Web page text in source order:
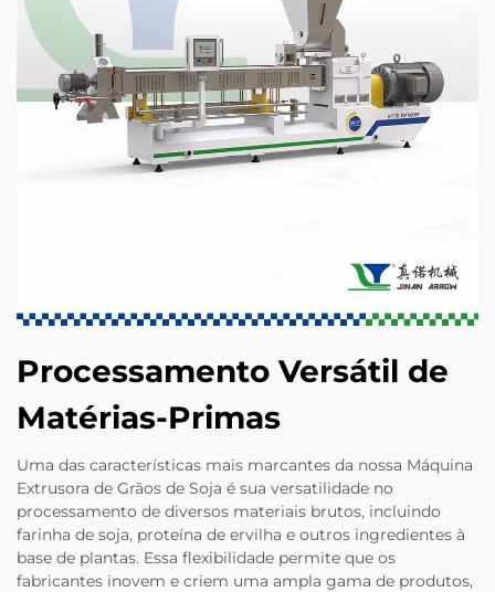
Processamento Versátil de
Matérias-Primas
Uma das características mais marcantes da nossa Máquina
Extrusora de Grãos de Soja é sua versatilidade no
processamento de diversos materiais brutos, incluindo
farinha de soja, proteína de ervilha e outros ingredientes à
base de plantas. Essa flexibilidade permite que os
fabricantes inovem e criem uma ampla gama de produtos,